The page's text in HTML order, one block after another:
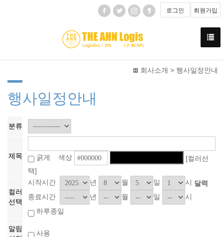
로그인 회원가입
회사소개 > 행사일정안내
행사일정안내
분류
제목 굵게 색상
[컬러선
택]
컬러
선택
시작시간 년 월 일 시 달력
종료시간 년 월 일
시
하루종일
알림
사용